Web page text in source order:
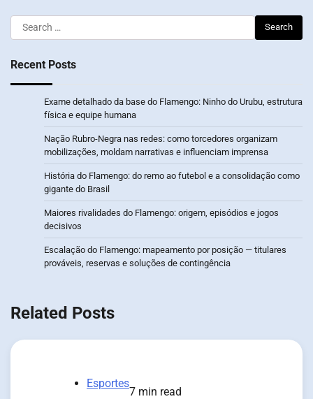
Search
for:
Recent Posts
Exame detalhado da base do Flamengo: Ninho do Urubu, estrutura
física e equipe humana
Nação Rubro-Negra nas redes: como torcedores organizam
mobilizações, moldam narrativas e influenciam imprensa
História do Flamengo: do remo ao futebol e a consolidação como
gigante do Brasil
Maiores rivalidades do Flamengo: origem, episódios e jogos
decisivos
Escalação do Flamengo: mapeamento por posição — titulares
prováveis, reservas e soluções de contingência
Related Posts
Esportes
7 min read